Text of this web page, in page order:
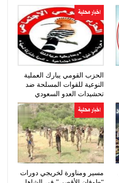
اخبار محلية
الحزب القومي يبارك العملية
النوعية للقوات المسلحة ضد
تحشيدات العدو السعودي
اخبار محلية
مسير ومناورة لخريجي دورات